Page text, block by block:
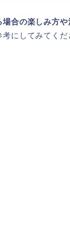
場合の楽しみ方や
にしてみてくだ